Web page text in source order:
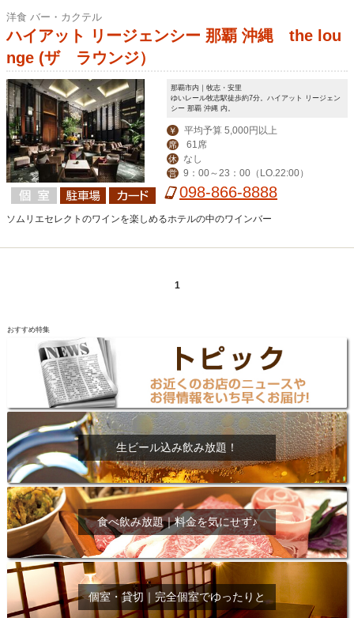
洋食 バー・カクテル
ハイアット リージェンシー 那覇 沖縄 the lou
nge (ザ ラウンジ）
那覇市内｜牧志・安里
ゆいレール牧志駅徒歩約7分。ハイアット リージェン
シー 那覇 沖縄 内。
￥ 平均予算 5,000円以上
席 61席
休 なし
営 9：00～23：00（LO.22:00）
098-866-8888
ソムリエセレクトのワインを楽しめるホテルの中のワインバー
1
おすすめ特集
生ビール込み飲み放題！
食べ飲み放題｜料金を気にせず♪
個室・貸切｜完全個室でゆったりと